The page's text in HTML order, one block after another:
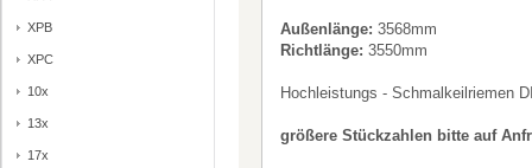
XPB
XPC
10x
13x
17x
Außenlänge: 3568mm
Richtlänge: 3550mm
Hochleistungs - Schmalkeilriemen
größere Stückzahlen bitte auf